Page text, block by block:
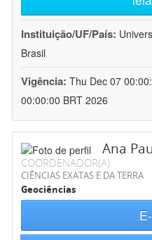
Instituição/UF/País:
Brasil
Vigência: Thu Dec 07
00:00:00 BRT 2026
Ana
COORDENADOR(A)
CIÊNCIAS EXATAS E DA TERRA
Geociências